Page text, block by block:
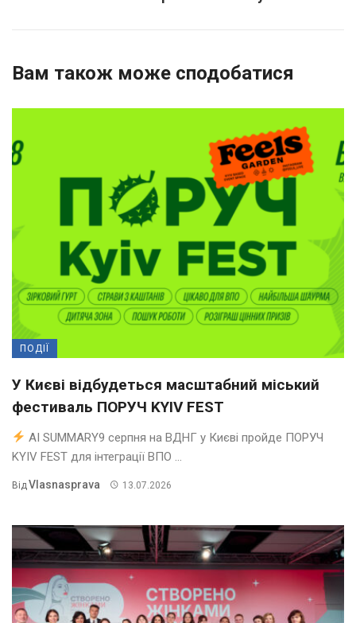
Вам також може сподобатися
ПОДІЇ
У Києві відбудеться масштабний міський
фестиваль ПОРУЧ KYIV FEST
AI SUMMARY9 серпня на ВДНГ у Києві пройде ПОРУЧ
KYIV FEST для інтеграції ВПО ...
Від Vlasnasprava 13.07.2026